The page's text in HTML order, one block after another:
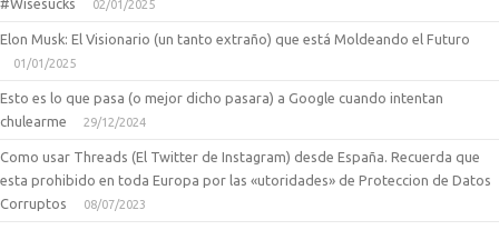
#Wisesucks
02/01/2025
Elon Musk: El Visionario (un tanto extraño) que está Moldeando el Futuro
01/01/2025
Esto es lo que pasa (o mejor dicho pasara) a Google cuando intentan
chulearme
29/12/2024
Como usar Threads (El Twitter de Instagram) desde España. Recuerda que
esta prohibido en toda Europa por las «utoridades» de Proteccion de Datos
Corruptos
08/07/2023